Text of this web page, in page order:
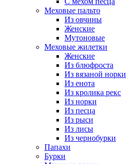
Меховые пальто
Из овчины
Женские
Мутоновые
Меховые жилетки
Женские
Из блюфроста
Из вязаной норки
Из енота
Из кролика рекс
Из норки
Из песца
Из рыси
Из лисы
Из чернобурки
Папахи
Бурки